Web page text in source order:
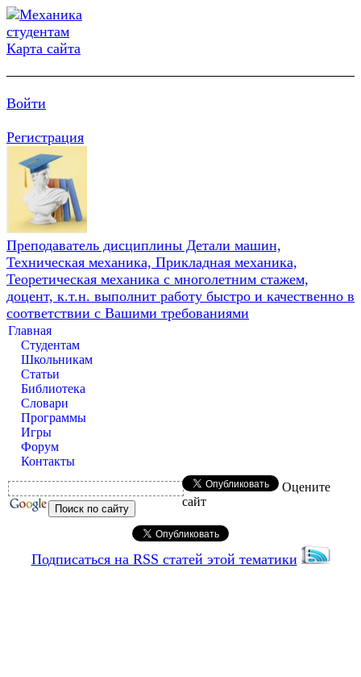
Карта сайта
Войти
Регистрация
Преподаватель дисциплины Детали машин,
Техническая механика, Прикладная механика,
Теоретическая механика с многолетним стажем,
доцент, к.т.н. выполнит работу быстро и качественно в
соответствии с Вашими требованиями
Главная
Студентам
Школьникам
Статьи
Библиотека
Словари
Программы
Игры
Форум
Контакты
Оцените
сайт
Подписаться на RSS статей этой тематики